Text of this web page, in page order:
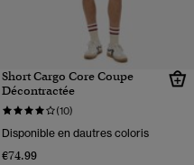
Short Cargo Core Coupe
Décontractée
(10)
Disponible en dautres coloris
€74.99